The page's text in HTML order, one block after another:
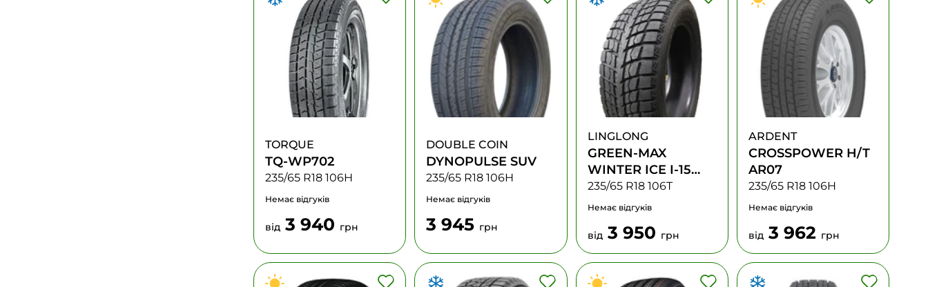
TORQUE
TQ-WP702
235/65 R18 106H
Немає відгуків
від 3 940 грн
DOUBLE COIN
DYNOPULSE SUV
235/65 R18 106H
Немає відгуків
3 945 грн
LINGLONG
GREEN-MAX
WINTER ICE I-15
SUV
235/65 R18 106T
Немає відгуків
від3 950 грн
ARDENT
CROSSPOWER H/T
AR07
235/65 R18 106H
Немає відгуків
від3 962 грн